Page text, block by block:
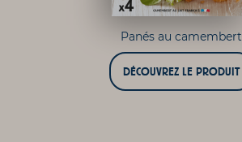
Panés au camembert
DÉCOUVREZ LE PRODUIT